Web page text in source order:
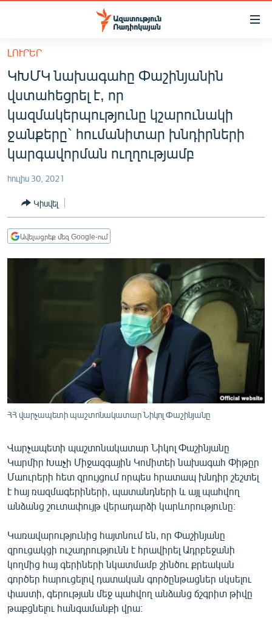
Մատչելիության
հիմնական
բովանդակությանը
Անցնել
հիմնական
մենյուին
Որոնում
ՔԱՂԱՔԱԿԱՆ
ԸՆՏՐՈՒԹՅՈՒՆՆԵՐ 2026
ԻՐԱՎՈՒՆՔ
ՀԱՍԱՐԱԿՈՒԹՅՈՒՆ
ՂԱՐԱԲԱՂ
ՊԱՏԵՐԱԶՄԻ 6 ՇԱԲԱԹՆԵՐԸ
ՏԱՐԱԾԱՇՐՋԱՆ
ՄԵԿՆԱԲԱՆՈՒԹՅՈՒՆ
ՏՏ ԵՒ ԻՆՏԵՐՆԵՏ
ԿՈՐՈՆԱՎԻՐՈՒՍ
ԱՐԽԻՎ
ԲԱՆԱՎԵՃ
ՁԳՏԵԼՈՎ ԼԱՎԱԳՈՒՅՆԻՆ
ՓՈԴՔԱՍԹ
Հայերեն
English
Русский
ՀԵՏԵՎԵՔ ՄԵԶ
ԼՈՒՐԵՐ
ԿԽՄԿ նախագահը Փաշինյանին
վստահեցրել է, որ
կազմակերպությունը կշարունակի
ջանքերը` հումանիտար խնդիրների
կարգավորման ուղղությամբ
հուլիս 30, 2021
Կիսվել
Ավելացրեք մեզ Google-ում
ՀՀ վարչապետի պաշտոնակատար Նիկոլ Փաշինյանը
Վարչապետի պաշտոնակատար Նիկոլ Փաշինյանը
Կարմիր Խաչի Միջազգային Կոմիտեի նախագահ Փիթըր
Մաուրերի հետ զրույցում որպես հրատապ խնդիր շեշտել
է հայ ռազմագերիների, պատանդների և այլ պահվող
անձանց շուտափույթ վերադարձի կարևորությունը։
Կառավարությունից հայտնում են, որ Փաշինյանը
զրուցակցի ուշադրությունն է հրավիրել Ադրբեջանի
կողմից հայ գերիների նկատմամբ շինծու քրեական
գործեր հարուցելով դատական գործընթացներ սկսելու
փաստի, գերության մեջ պահվող անձանց ճշգրիտ թիվը
թաքցնելու հանգամանքի վրա։